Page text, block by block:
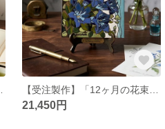
21,450円